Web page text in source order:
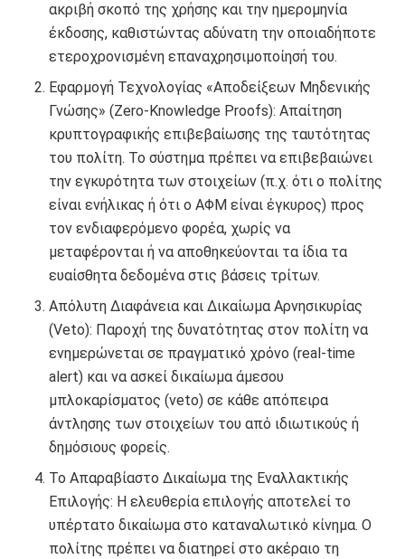
ακριβή σκοπό της χρήσης και την ημερομηνία
έκδοσης, καθιστώντας αδύνατη την οποιαδήποτε
ετεροχρονισμένη επαναχρησιμοποίησή του.
Εφαρμογή Τεχνολογίας «Αποδείξεων Μηδενικής
Γνώσης» (Zero-Knowledge Proofs): Απαίτηση
κρυπτογραφικής επιβεβαίωσης της ταυτότητας
του πολίτη. Το σύστημα πρέπει να επιβεβαιώνει
την εγκυρότητα των στοιχείων (π.χ. ότι ο πολίτης
είναι ενήλικας ή ότι ο ΑΦΜ είναι έγκυρος) προς
τον ενδιαφερόμενο φορέα, χωρίς να
μεταφέρονται ή να αποθηκεύονται τα ίδια τα
ευαίσθητα δεδομένα στις βάσεις τρίτων.
Απόλυτη Διαφάνεια και Δικαίωμα Αρνησικυρίας
(Veto): Παροχή της δυνατότητας στον πολίτη να
ενημερώνεται σε πραγματικό χρόνο (real-time
alert) και να ασκεί δικαίωμα άμεσου
μπλοκαρίσματος (veto) σε κάθε απόπειρα
άντλησης των στοιχείων του από ιδιωτικούς ή
δημόσιους φορείς.
Το Απαραβίαστο Δικαίωμα της Εναλλακτικής
Επιλογής: Η ελευθερία επιλογής αποτελεί το
υπέρτατο δικαίωμα στο καταναλωτικό κίνημα. Ο
πολίτης πρέπει να διατηρεί στο ακέραιο τη